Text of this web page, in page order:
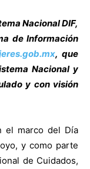
Nacional DIF,
de Información
, que
Nacional y
y con visión
el marco del Día
y como parte
de Cuidados,